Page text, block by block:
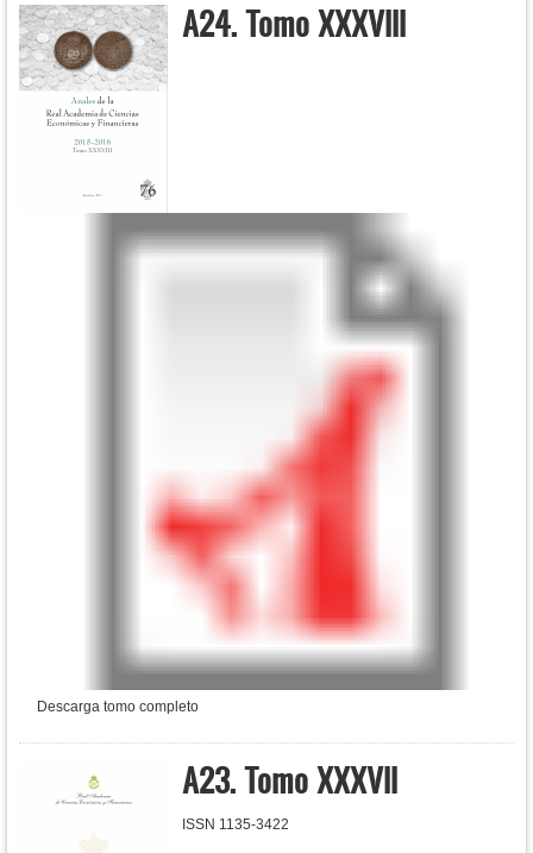
A24. Tomo XXXVIII
Descarga tomo completo
A23. Tomo XXXVII
ISSN 1135-3422